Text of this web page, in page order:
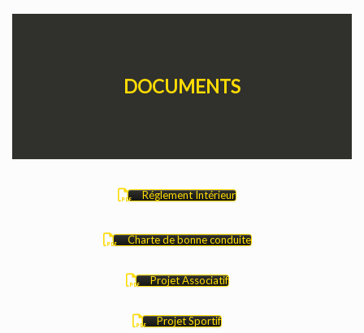
DOCUMENTS
Réglement Intérieur
Charte de bonne conduite
Projet Associatif
Projet Sportif